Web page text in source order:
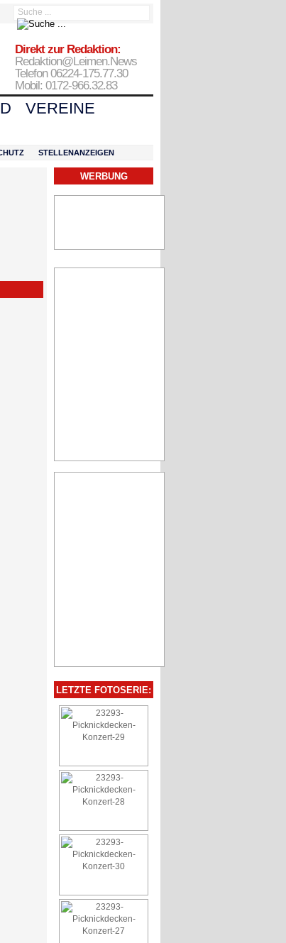
Direkt zur Redaktion:
Redaktion@Leimen.News
Telefon 06224-175.77.30
Mobil: 0172-966.32.83
VEREINE
STELLENANZEIGEN
WERBUNG
LETZTE FOTOSERIE: